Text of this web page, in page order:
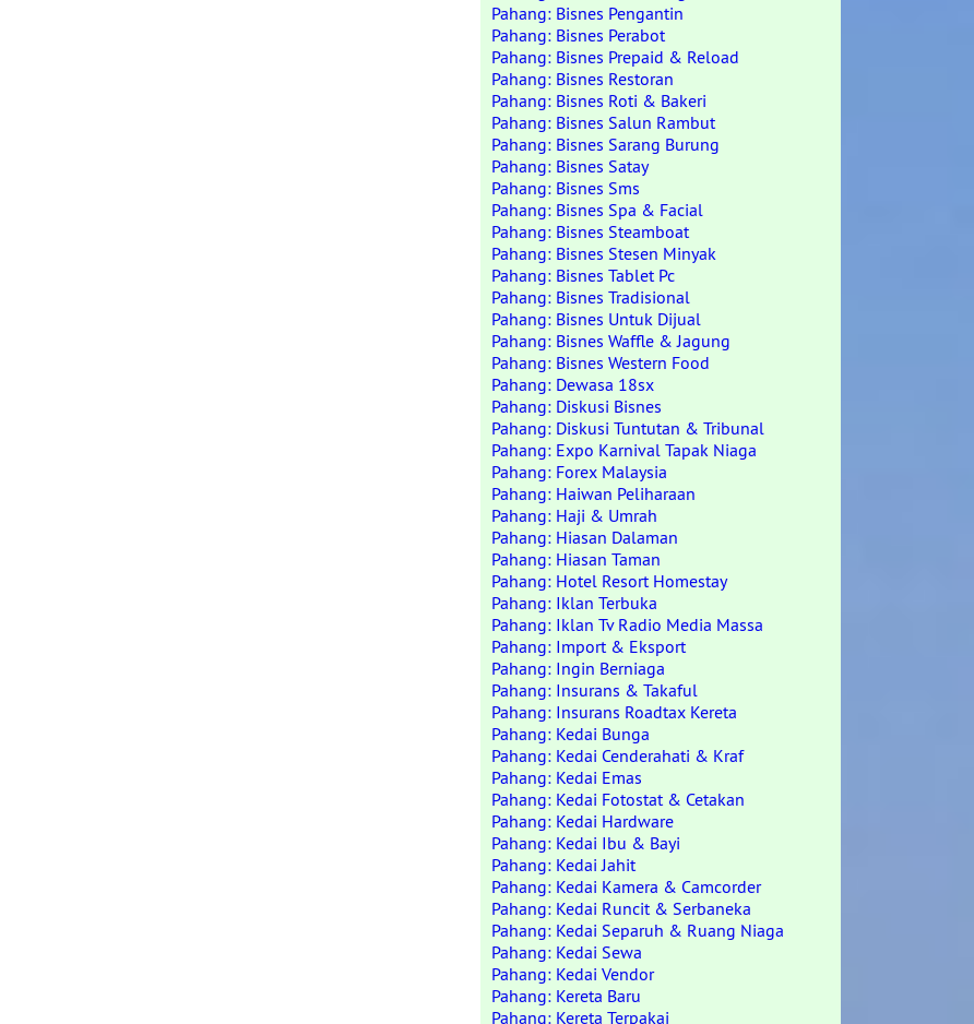
Pahang: Bisnes Pengantin
Pahang: Bisnes Perabot
Pahang: Bisnes Prepaid & Reload
Pahang: Bisnes Restoran
Pahang: Bisnes Roti & Bakeri
Pahang: Bisnes Salun Rambut
Pahang: Bisnes Sarang Burung
Pahang: Bisnes Satay
Pahang: Bisnes Sms
Pahang: Bisnes Spa & Facial
Pahang: Bisnes Steamboat
Pahang: Bisnes Stesen Minyak
Pahang: Bisnes Tablet Pc
Pahang: Bisnes Tradisional
Pahang: Bisnes Untuk Dijual
Pahang: Bisnes Waffle & Jagung
Pahang: Bisnes Western Food
Pahang: Dewasa 18sx
Pahang: Diskusi Bisnes
Pahang: Diskusi Tuntutan & Tribunal
Pahang: Expo Karnival Tapak Niaga
Pahang: Forex Malaysia
Pahang: Haiwan Peliharaan
Pahang: Haji & Umrah
Pahang: Hiasan Dalaman
Pahang: Hiasan Taman
Pahang: Hotel Resort Homestay
Pahang: Iklan Terbuka
Pahang: Iklan Tv Radio Media Massa
Pahang: Import & Eksport
Pahang: Ingin Berniaga
Pahang: Insurans & Takaful
Pahang: Insurans Roadtax Kereta
Pahang: Kedai Bunga
Pahang: Kedai Cenderahati & Kraf
Pahang: Kedai Emas
Pahang: Kedai Fotostat & Cetakan
Pahang: Kedai Hardware
Pahang: Kedai Ibu & Bayi
Pahang: Kedai Jahit
Pahang: Kedai Kamera & Camcorder
Pahang: Kedai Runcit & Serbaneka
Pahang: Kedai Separuh & Ruang Niaga
Pahang: Kedai Sewa
Pahang: Kedai Vendor
Pahang: Kereta Baru
Pahang: Kereta Terpakai